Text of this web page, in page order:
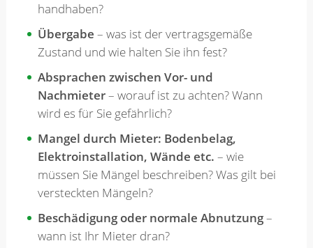
handhaben?
Übergabe – was ist der vertragsgemäße
Zustand und wie halten Sie ihn fest?
Absprachen zwischen Vor- und
Nachmieter– worauf ist zu achten? Wann
wird es für Sie gefährlich?
Mangel durch Mieter: Bodenbelag,
Elektroinstallation, Wände etc. – wie
müssen Sie Mängel beschreiben? Was gilt bei
versteckten Mängeln?
Beschädigung oder normale Abnutzung–
wann ist Ihr Mieter dran?